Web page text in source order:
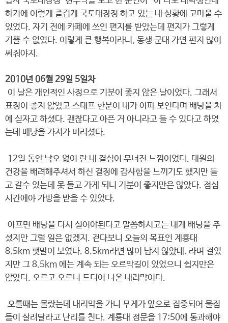
하기에 이렇게 즐겁게 국토대장정 하고 있는 내 상황에 고마울 수
있었다. 자기 전에 카페에 쓰인 편지를 받았는데 편지가 그렇게
기쁠 수 없었다. 이렇게 큰 행복이라니, 동생 군대 가면 편지 많이
써줘야지.
2010년 06월 29일 5일차
이 날은 개인적인 사정으로 기분이 좋지 않은 날이었다. 그래서
표정이 좋지 않았고 스태프 한분이 내가 아파 보인다며 배낭을 차
에 싣자고 하셨다. 괜찮다고 아픈 거 아니라고 들 수 있다고 하였
는데 배낭을 가져가 버리셨다.
12일 동안 낙오 없이 란 내 결심이 무너진 느낌이었다. 대원의
건강을 배려해주셔서 하신 결정에 감사함을 느끼기도 했지만 들
고 갈수 있는데 못 들고 가게 되니 기분이 좋지만은 않았다. 점심
시간에야 가방을 받을 수 있었다.
아프면 배낭을 다시 실어야된다고 말씀하시고는 내게 배낭을 주
셨지만 그럴 일은 없겠지. 걷다보니 오늘의 목표인 계룡대
8.5km 팻말이 보였다. 8.5km라면 많이 남지 않았네. 라며 걸었
지만 그 8.5km 에는 계속 되는 오르막길이 있었으니 쉽지만은
않았다. 오르고 오르니 드디어 나온 내리막이다.
오를때는 몰랐는데 내리막을 가니 무게가 앞으로 집중되어 물집
들이 살려달라고 난리를 친다. 계룡대 정문을 17:50에 통과해야